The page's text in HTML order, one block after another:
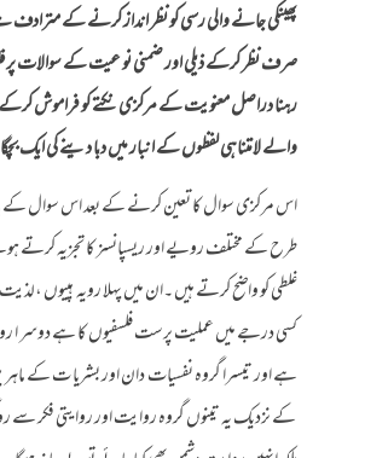
پھینکی جانے والی رسی کو نظر انداز کرنے کے
صرف نظر کرکے ذیلی اور ضمنی نو عیت کے سوالات پر
رہنا دراصل معنویت کے مرکزی نکتے کو فراموش
والے لامتناہی لفظوں کے انبار میں دبا دینے کی ایک
اس مرکزی سوال کا تعین کرنے کے بعد اس سوال
طرح کے مختلف رویے اور ریسپانسز کا تجزیہ کرتے
غلطی کو واضح کرتے ہیں ۔ان میں پہلا رویہ ہپیوں
کسی درجے میں عملیت پرست فلسفیوں کا ہے دوسر ا
ہے اور تیسرا گروہ نفسیات دان اور بشریا ت کے
کے نزدیک یہ تینوں گروہ روایت اور روایتی فکر سے